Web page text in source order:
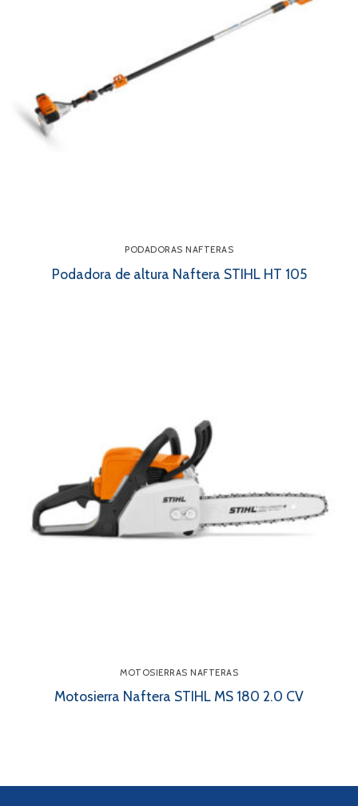
PODADORAS NAFTERAS
Podadora de altura Naftera STIHL HT 105
MOTOSIERRAS NAFTERAS
Motosierra Naftera STIHL MS 180 2.0 CV